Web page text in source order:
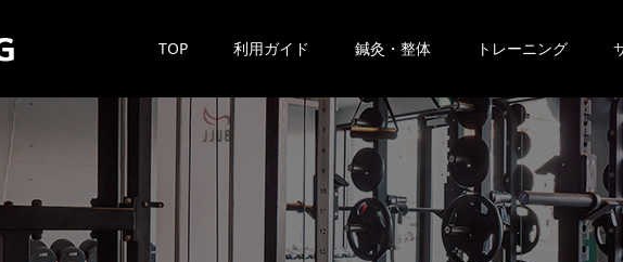
TOP 利用ガイド 鍼灸・整体 トレーニング